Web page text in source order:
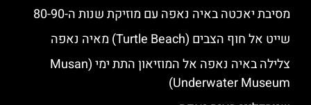
מסיבת יאכטה באיה נאפה עם מוזיקת שנות ה-80-90
שייט אל חוף הצבים (Turtle Beach) מאיה נאפה
צלילה באיה נאפה אל המוזיאון התת ימי (Musan
Underwater Museum)